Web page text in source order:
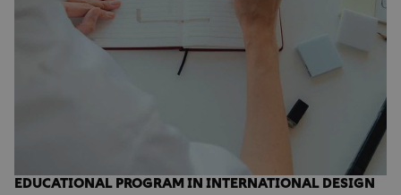
EDUCATIONAL PROGRAM IN INTERNATIONAL DESIGN